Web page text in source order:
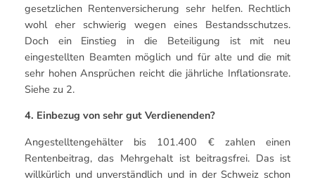
gesetzlichen Rentenversicherung sehr helfen. Rechtlich
wohl eher schwierig wegen eines Bestandsschutzes.
Doch ein Einstieg in die Beteiligung ist mit neu
eingestellten Beamten möglich und für alte und die mit
sehr hohen Ansprüchen reicht die jährliche Inflationsrate.
Siehe zu 2.
4. Einbezug von sehr gut Verdienenden?
Angestelltengehälter bis 101.400 € zahlen einen
Rentenbeitrag, das Mehrgehalt ist beitragsfrei. Das ist
willkürlich und unverständlich und in der Schweiz schon